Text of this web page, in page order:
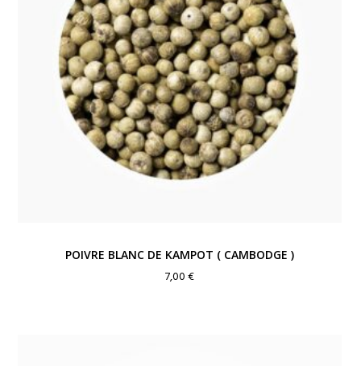
POIVRE BLANC DE KAMPOT ( CAMBODGE )
7,00€